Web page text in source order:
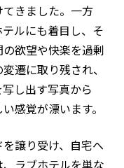
きました。一方
ルにも着目し、そ
欲望や快楽を過剰
遷に取り残され、
し出す写真から
感覚が漂います。
譲り受け、自宅へ
ラブホテルを単な